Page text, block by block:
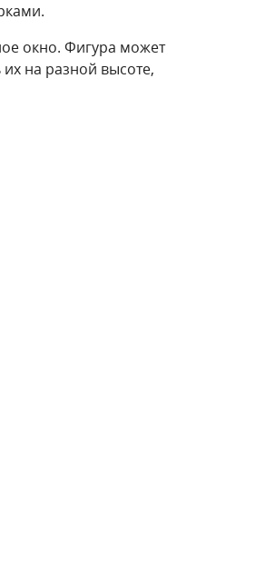
окно. Фигура может
на разной высоте,